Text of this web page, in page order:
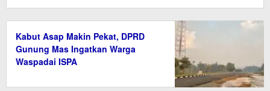
Kabut Asap Makin Pekat, DPRD
Gunung Mas Ingatkan Warga
Waspadai ISPA